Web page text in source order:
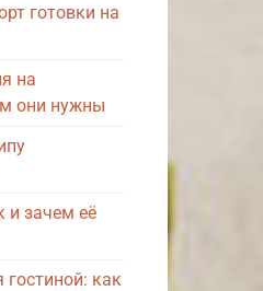
готовки на
на
они нужны
и зачем её
гостиной: как